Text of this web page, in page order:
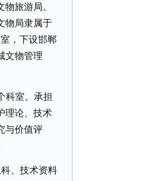
旅游局。
物局隶属于
，下设邯郸
文物管理
科室。承担
理论、技术
与价值评
、技术资料